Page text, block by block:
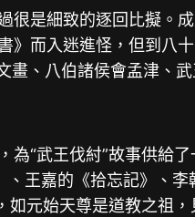
很是細致的逐回比擬。
》而入迷進怪，但到八
、八伯諸侯會孟津、武
“武王伐紂”故事供給
、王嘉的《拾忘記》、
元始天尊是道教之祖